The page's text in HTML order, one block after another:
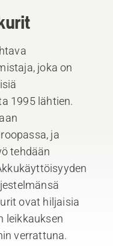
joka on
1995 lähtien.
ja
tehdään
ovat hiljaisia
leikkauksen
verrattuna.